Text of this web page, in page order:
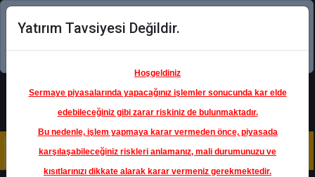
Şimdi uygulamayı indirin!
Yatırım Tavsiyesi Değildir.
Hoşgeldiniz
Sermaye piyasalarında yapacağınız işlemler sonucunda kar elde
edebileceğiniz gibi zarar riskiniz de bulunmaktadır.
Bu nedenle, işlem yapmaya karar vermeden önce, piyasada
karşılaşabileceğiniz riskleri anlamanız, mali durumunuzu ve
kısıtlarınızı dikkate alarak karar vermeniz gerekmektedir.